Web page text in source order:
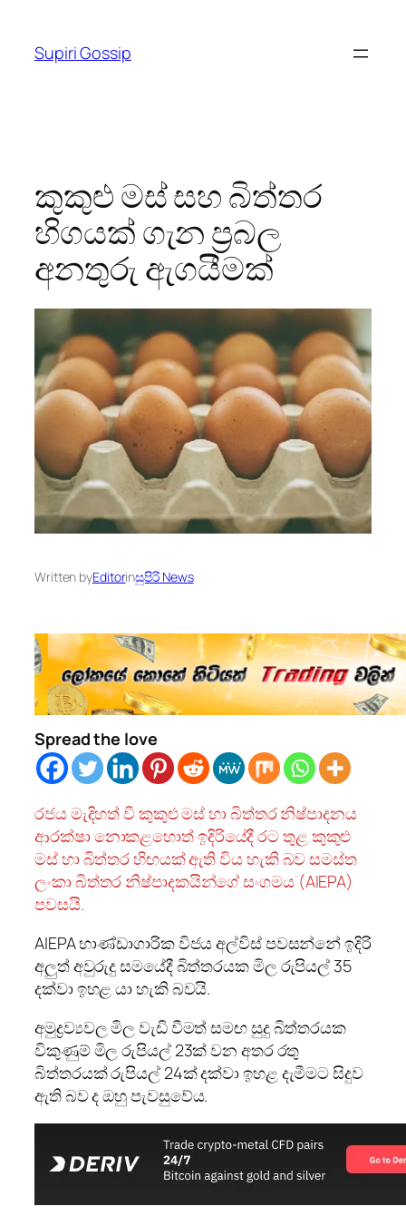
content
Supiri Gossip
කුකුළු මස් සහ බිත්තර
හිගයක් ගැන ප්‍රබල
අනතුරු ඇගයීමක්
Written byEditorinසුපිරි News
Spread the love
රජය මැදිහත් වී කුකුළු මස් හා බිත්තර නිෂ්පාදනය
ආරක්ෂා නොකළහොත් ඉදිරියේදී රට තුළ කුකුළු
මස් හා බිත්තර හිඟයක් ඇති විය හැකි බව සමස්ත
ලංකා බිත්තර නිෂ්පාදකයින්ගේ සංගමය (AIEPA)
පවසයි.
AIEPA භාණ්ඩාගාරික විජය අල්විස් පවසන්නේ ඉදිරි
අලුත් අවුරුදු සමයේදී බිත්තරයක මිල රුපියල් 35
දක්වා ඉහළ යා හැකි බවයි.
අමුද්‍රව්‍යවල මිල වැඩි වීමත් සමඟ සුදු බිත්තරයක
විකුණුම් මිල රුපියල් 23ක් වන අතර රතු
බිත්තරයක් රුපියල් 24ක් දක්වා ඉහළ දැමීමට සිදුව
ඇති බව ද ඔහු පැවසුවේය.